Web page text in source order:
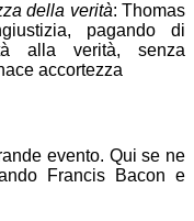
della verità: Thomas
pagando di
alla verità, senza
accortezza
evento. Qui se ne
Francis Bacon e